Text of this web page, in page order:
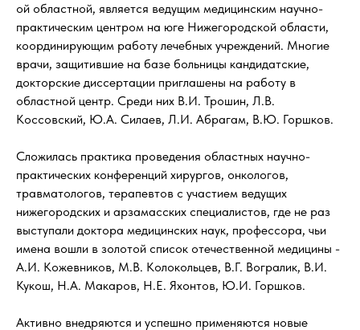
ой областной, является ведущим медицинским научно-
практическим центром на юге Нижегородской области,
координирующим работу лечебных учреждений. Многие
врачи, защитившие на базе больницы кандидатские,
докторские диссертации приглашены на работу в
областной центр. Среди них В.И. Трошин, Л.В.
Коссовский, Ю.А. Силаев, Л.И. Абрагам, В.Ю. Горшков.
Сложилась практика проведения областных научно-
практических конференций хирургов, онкологов,
травматологов, терапевтов с участием ведущих
нижегородских и арзамасских специалистов, где не раз
выступали доктора медицинских наук, профессора, чьи
имена вошли в золотой список отечественной медицины -
А.И. Кожевников, М.В. Колокольцев, В.Г. Вогралик, В.И.
Кукош, Н.А. Макаров, Н.Е. Яхонтов, Ю.И. Горшков.
Активно внедряются и успешно применяются новые